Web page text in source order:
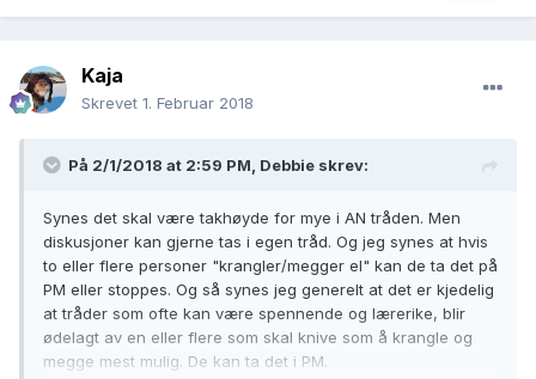
Kaja
Skrevet 1. Februar 2018
På 2/1/2018 at 2:59 PM, Debbie skrev:
Synes det skal være takhøyde for mye i AN tråden. Men
diskusjoner kan gjerne tas i egen tråd. Og jeg synes at hvis
to eller flere personer "krangler/megger el" kan de ta det på
PM eller stoppes. Og så synes jeg generelt at det er kjedelig
at tråder som ofte kan være spennende og lærerike, blir
ødelagt av en eller flere som skal knive som å krangle og
megge mest mulig. De kan ta det i PM.